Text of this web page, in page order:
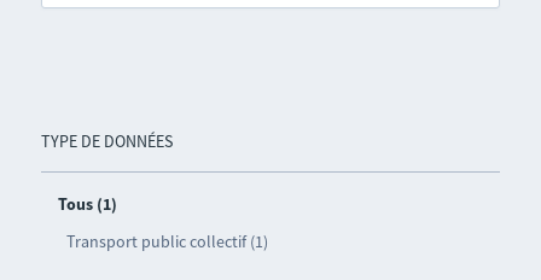
TYPE DE DONNÉES
Tous (1)
Transport public collectif (1)